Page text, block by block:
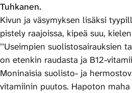
Tuhkanen.
Kivun ja väsymyksen lisäksi
pistely raajoissa, kipeä suu,
’’Useimpien
on etenkin raudasta ja B12-
Moninaisia suolisto- ja
vitamiinin puutos. Hapoton